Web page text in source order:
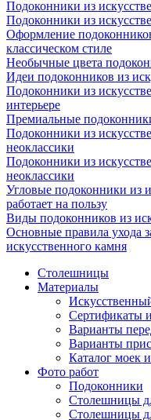
Подоконники из
Подоконники из
Оформление
классическом стиле
Необычные цвета
Идеи подоконников из
Подоконники из
интерьере
Премиальные
Подоконники из
неоклассики
Подоконники из
неоклассики
Угловые подоконники из
работает на пользу
Виды подоконников из
Основные правила ухода
искусственного камня
Столешницы
Материалы
Сертификаты
Варианты
Варианты
Каталог моек
Фото работ
Подоконники
Столешницы
Столешницы